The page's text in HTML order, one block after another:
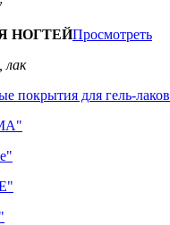
НОГТЕЙПросмотреть
лак
покрытия для гель-лаков